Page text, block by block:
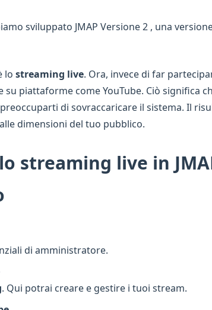
sviluppato JMAP Versione 2 , una
lo streaming live. Ora, invece di far
piattaforme come YouTube. Ciò significa
di sovraccaricare il sistema. Il
dimensioni del tuo pubblico.
streaming live in
di amministratore.
. Qui potrai creare e gestire i tuoi stream.